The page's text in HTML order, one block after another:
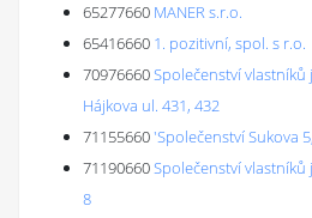
65277660 MANER s.r.o.
65416660 1. pozitivní, spol. s r.o.
70976660Společenství
Hájkova ul. 431, 432
71155660'Společenství Sukova
71190660Společenství
8